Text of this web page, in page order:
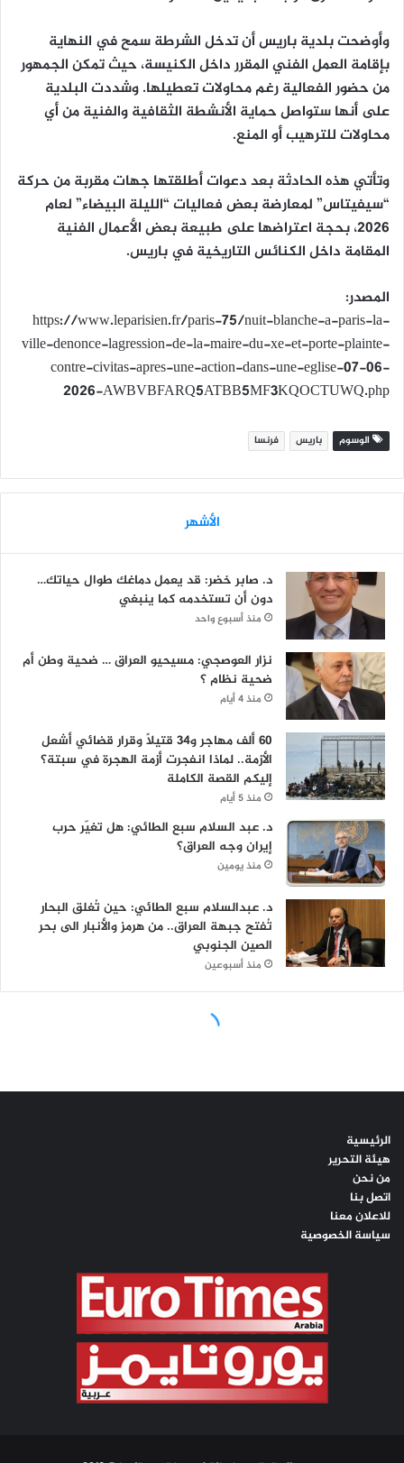
الرئيسية
هيئة التحرير
من نحن
اتصل بنا
للاعلان معنا
سياسة الخصوصية